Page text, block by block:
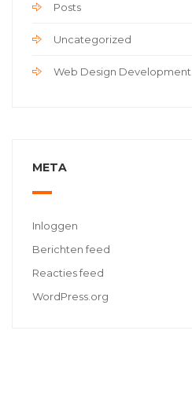
Posts
Uncategorized
Web Design Development
META
Inloggen
Berichten feed
Reacties feed
WordPress.org